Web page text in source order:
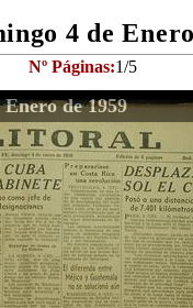
4 de
Nº Páginas:1/5
de 1959